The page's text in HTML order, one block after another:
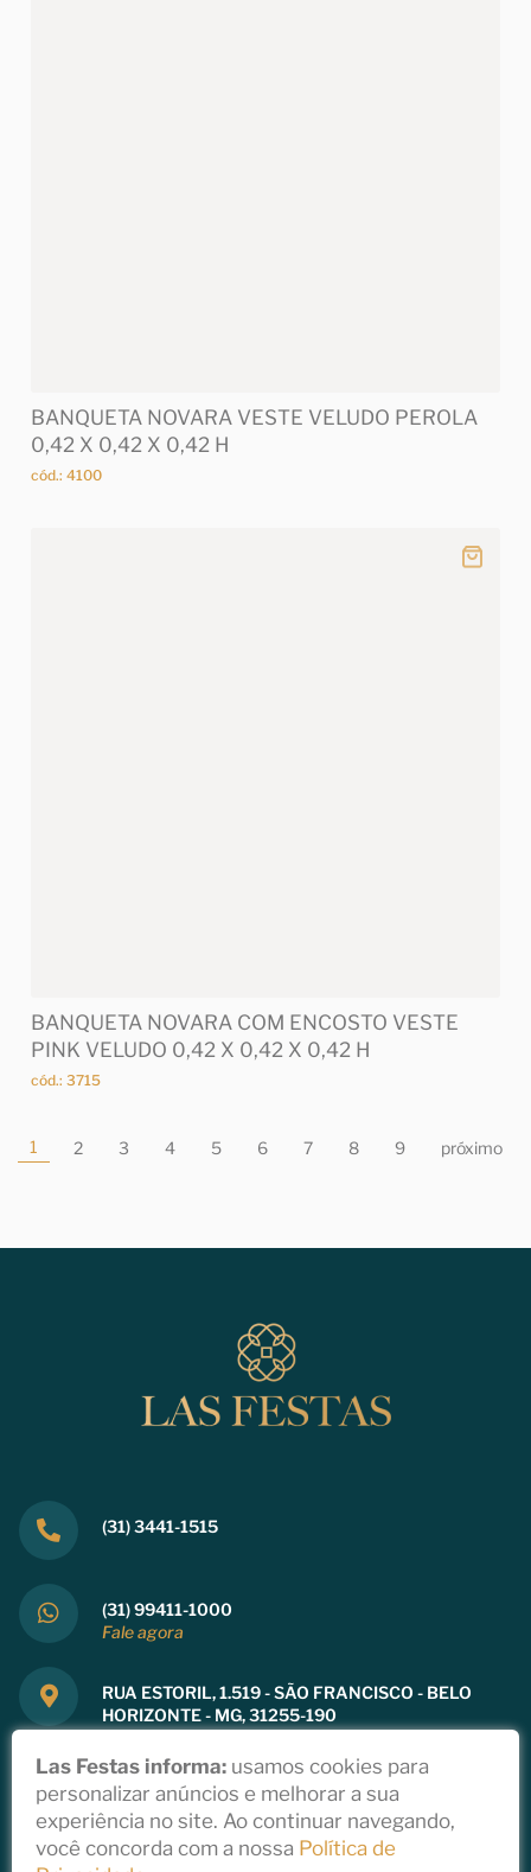
BANQUETA NOVARA VESTE VELUDO PEROLA
0,42 X 0,42 X 0,42 H
cód.: 4100
BANQUETA NOVARA COM ENCOSTO VESTE
PINK VELUDO 0,42 X 0,42 X 0,42 H
cód.: 3715
1 2 3 4 5 6 7 8 9 próximo
(31) 3441-1515
(31) 99411-1000
Fale agora
RUA ESTORIL, 1.519 - SÃO FRANCISCO - BELO
HORIZONTE - MG, 31255-190
Copyright 2021
Las Festas informa: usamos cookies para
personalizar anúncios e melhorar a sua
experiência no site. Ao continuar navegando,
você concorda com a nossa Política de